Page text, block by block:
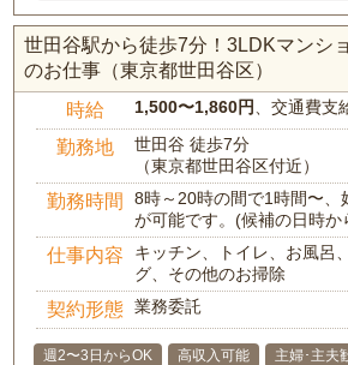
世田谷駅から徒歩7分！3LDKマンシ
のお仕事（東京都世田谷区）
時給 1,500〜1,860円 、交通費支
勤務地
世田谷 徒歩7分
（東京都世田谷区付近）
勤務時間
8時～20時の間で1時間〜、
が可能です。(候補の日時か
仕事内容
キッチン、トイレ、お風呂
グ、その他のお掃除
契約形態 業務委託
週2〜3日からOK 高収入可能
主婦･主夫